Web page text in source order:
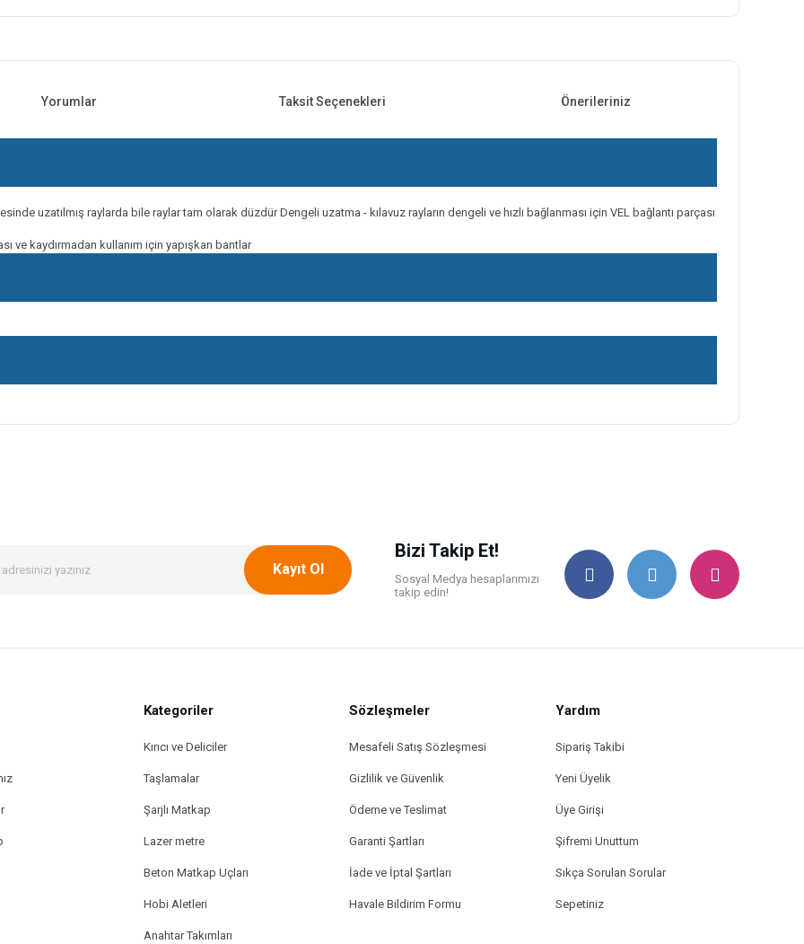
Yorumlar Taksit Seçenekleri Önerileriniz
uzatılmış raylarda bile raylar tam olarak düzdür Dengeli uzatma - kılavuz rayların dengeli ve hızlı bağlanması için VEL bağlantı parçası
ve kaydırmadan kullanım için yapışkan bantlar
yetersiz gördüğünüz noktaları öneri formunu kullanarak tarafımıza iletebilirsiniz.
Gönder
Kayıt Ol
Bizi Takip Et!
Sosyal Medya hesaplarımızı
takip edin!
Kategoriler
Kırıcı ve Deliciler
Taşlamalar
Şarjlı Matkap
Lazer metre
Beton Matkap Uçları
Hobi Aletleri
Anahtar Takımları
Sözleşmeler
Mesafeli Satış Sözleşmesi
Gizlilik ve Güvenlik
Ödeme ve Teslimat
Garanti Şartları
İade ve İptal Şartları
Havale Bildirim Formu
Yardım
Sipariş Takibi
Yeni Üyelik
Üye Girişi
Şifremi Unuttum
Sıkça Sorulan Sorular
Sepetiniz